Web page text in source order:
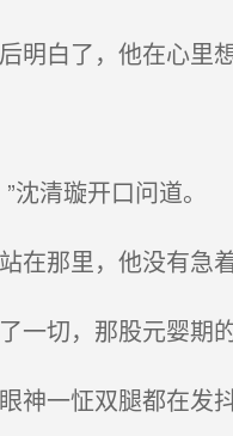
白了，他在心里
清璇开口问道。
那里，他没有急
切，那股元婴期
一怔双腿都在发抖